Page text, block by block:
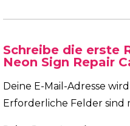
Schreibe die erste
Neon Sign Repair
Deine E-Mail-Adresse
Erforderliche Felder sind